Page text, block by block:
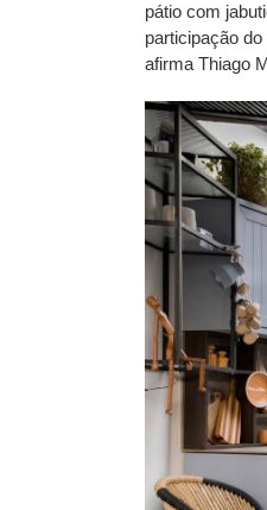
pátio com
participação
afirma Thiago